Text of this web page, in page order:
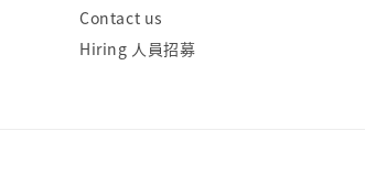
Contact us
Hiring 人員招募